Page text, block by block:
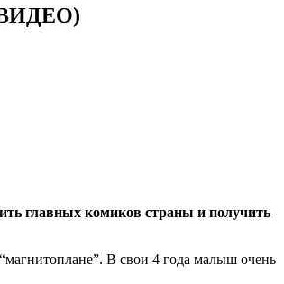
главных комиков страны и получить
В свои 4 года малыш очень